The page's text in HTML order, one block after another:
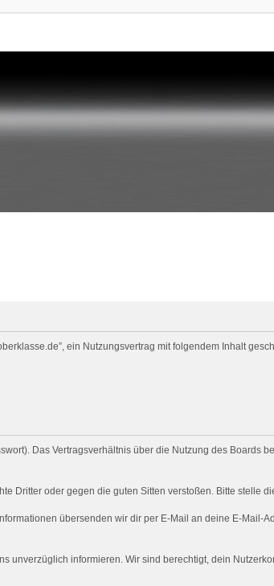
ein Nutzungsvertrag mit folgendem Inhalt
Das Vertragsverhältnis über die Nutzung des Boards
Dritter oder gegen die guten Sitten verstoßen. Bitte stelle
übersenden wir dir per E-Mail an deine E-
unverzüglich informieren. Wir sind berechtigt, dein